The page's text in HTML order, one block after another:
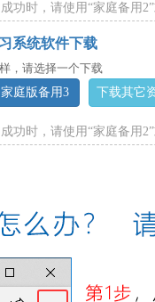
功时，请使用“家庭备用
系统软件下载
，请选择一个下载
家庭版备用3 下载其它
功时，请使用“家庭备用